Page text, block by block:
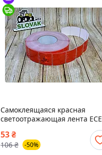
Самоклеящаяся красная
светоотражающая лента ECE
безопасности и видимости
53 ₴
106 ₴ -50%